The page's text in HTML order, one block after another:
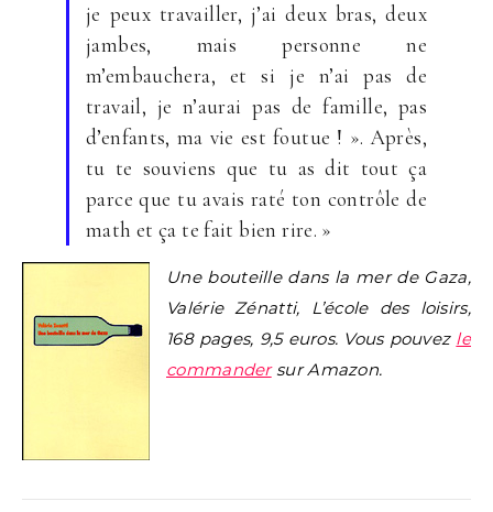
je peux travailler, j’ai deux bras, deux
jambes, mais personne ne
m’embauchera, et si je n’ai pas de
travail, je n’aurai pas de famille, pas
d’enfants, ma vie est foutue ! ». Après,
tu te souviens que tu as dit tout ça
parce que tu avais raté ton contrôle de
math et ça te fait bien rire. »
Une bouteille dans la mer de Gaza,
Valérie Zénatti, L’école des loisirs,
168 pages, 9,5 euros. Vous pouvez le
commandersur Amazon.